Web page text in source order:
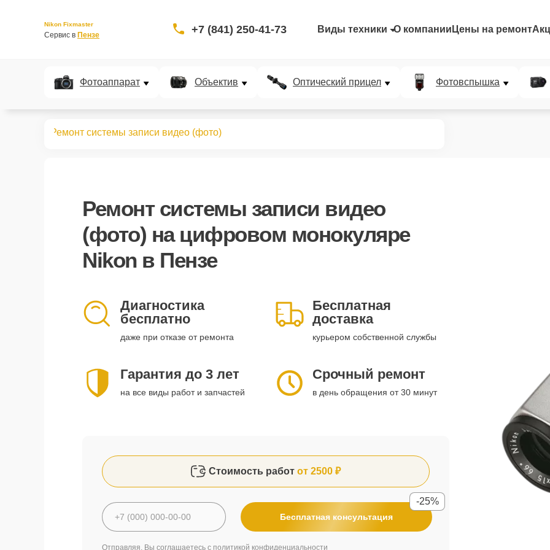
Nikon Fixmaster
Сервис в Пензе +7 (841) 250-41-73 Виды техники О компании Цены на ремонт
Фотоаппарат Объектив Оптический прицел Фотовспышка
Ремонт системы записи видео (фото)
Ремонт системы записи видео
(фото) на цифровом монокуляре
Nikon в Пензе
Диагностика
бесплатно
даже при отказе от ремонта
Бесплатная
доставка
курьером собственной службы
Гарантия до 3 лет
на все виды работ и запчастей
Срочный ремонт
в день обращения от 30 минут
Стоимость работ от 2500 ₽
Бесплатная консультация
-25%
Отправляя, Вы соглашаетесь с политикой конфиденциальности